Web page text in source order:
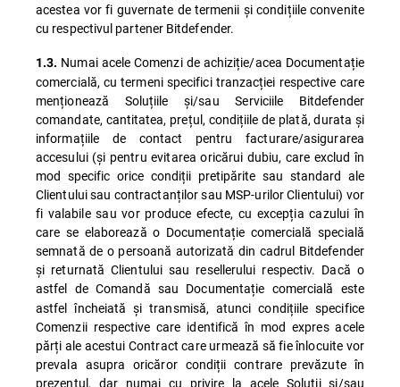
acestea vor fi guvernate de termenii și condițiile convenite
cu respectivul partener Bitdefender.
1.3. Numai acele Comenzi de achiziție/acea Documentație
comercială, cu termeni specifici tranzacției respective care
menționează Soluțiile și/sau Serviciile Bitdefender
comandate, cantitatea, prețul, condițiile de plată, durata și
informațiile de contact pentru facturare/asigurarea
accesului (și pentru evitarea oricărui dubiu, care exclud în
mod specific orice condiții pretipărite sau standard ale
Clientului sau contractanților sau MSP-urilor Clientului) vor
fi valabile sau vor produce efecte, cu excepția cazului în
care se elaborează o Documentație comercială specială
semnată de o persoană autorizată din cadrul Bitdefender
și returnată Clientului sau resellerului respectiv. Dacă o
astfel de Comandă sau Documentație comercială este
astfel încheiată și transmisă, atunci condițiile specifice
Comenzii respective care identifică în mod expres acele
părți ale acestui Contract care urmează să fie înlocuite vor
prevala asupra oricăror condiții contrare prevăzute în
prezentul, dar numai cu privire la acele Soluții și/sau